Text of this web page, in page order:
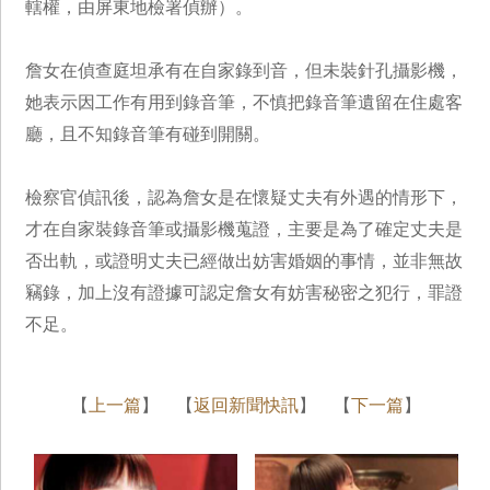
轄權，由屏東地檢署偵辦）。
詹女在偵查庭坦承有在自家錄到音，但未裝針孔攝影機，
她表示因工作有用到錄音筆，不慎把錄音筆遺留在住處客
廳，且不知錄音筆有碰到開關。
檢察官偵訊後，認為詹女是在懷疑丈夫有外遇的情形下，
才在自家裝錄音筆或攝影機蒐證，主要是為了確定丈夫是
否出軌，或證明丈夫已經做出妨害婚姻的事情，並非無故
竊錄，加上沒有證據可認定詹女有妨害秘密之犯行，罪證
不足。
【 上一篇 】 【返回新聞快訊】 【下一篇 】